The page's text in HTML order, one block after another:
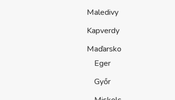
Maledivy
Kapverdy
Maďarsko
Eger
Győr